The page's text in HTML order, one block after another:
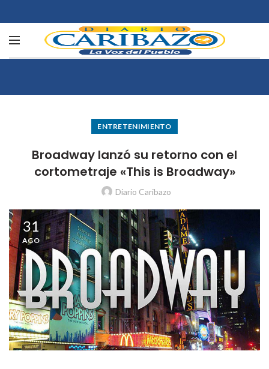
ENTRETENIMIENTO
Broadway lanzó su retorno con el
cortometraje «This is Broadway»
Diario Caribazo
31
AGO